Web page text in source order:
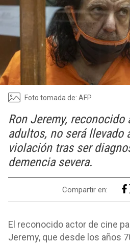
Foto tomada de: AFP
Ron Jeremy,
adultos, no será llevado
violación tras ser
demencia severa.
Compartir en:
El reconocido actor de cine
Jeremy, que desde los años